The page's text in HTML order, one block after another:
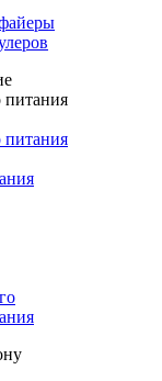
питания